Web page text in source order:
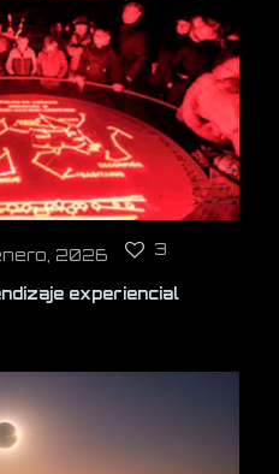
2026 3
experiencial